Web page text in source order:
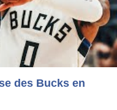
des Bucks en